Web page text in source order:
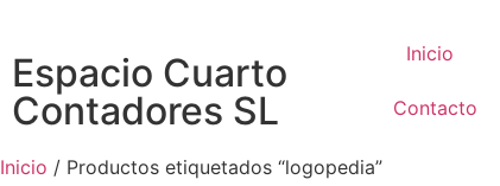
Espacio Cuarto
Contadores SL
Inicio
Contacto
Inicio / Productos etiquetados “logopedia”